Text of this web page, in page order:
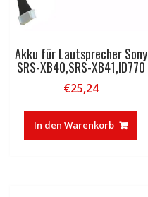
Akku für Lautsprecher Sony
SRS-XB40,SRS-XB41,ID770
€25,24
In den Warenkorb